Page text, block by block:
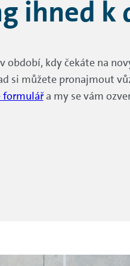
ihned k
kdy čekáte na
si můžete pronajmout
a my se vám